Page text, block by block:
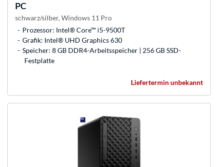
PC
schwarz/silber, Windows 11 Pro
Prozessor: Intel® Core™ i5-9500T
Grafik: Intel® UHD Graphics 630
Speicher: 8 GB DDR4-Arbeitsspeicher | 256 GB SSD-
Festplatte
Liefertermin unbekannt